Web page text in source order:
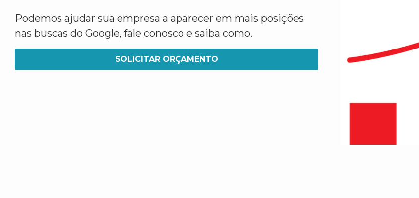
Podemos ajudar sua empresa a aparecer em mais posições
nas buscas do Google, fale conosco e saiba como.
SOLICITAR ORÇAMENTO